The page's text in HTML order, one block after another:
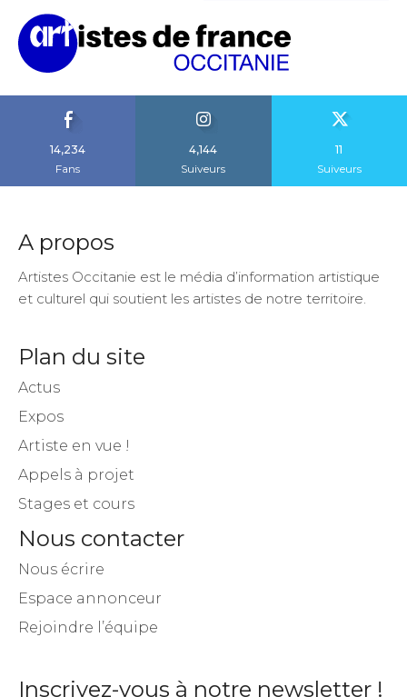
14,234
Fans
4,144
Suiveurs
11
Suiveurs
A propos
Artistes Occitanie est le média d’information artistique
et culturel qui soutient les artistes de notre territoire.
Plan du site
Actus
Expos
Artiste en vue !
Appels à projet
Stages et cours
Nous contacter
Nous écrire
Espace annonceur
Rejoindre l’équipe
Inscrivez-vous à notre newsletter !